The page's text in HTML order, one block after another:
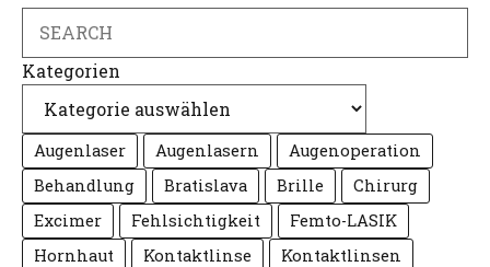
Kategorien
Augenlaser Augenlasern
Augenoperation
Behandlung
Bratislava Brille
Chirurg
Excimer
Fehlsichtigkeit
Femto-LASIK
Hornhaut
Kontaktlinse
Kontaktlinsen